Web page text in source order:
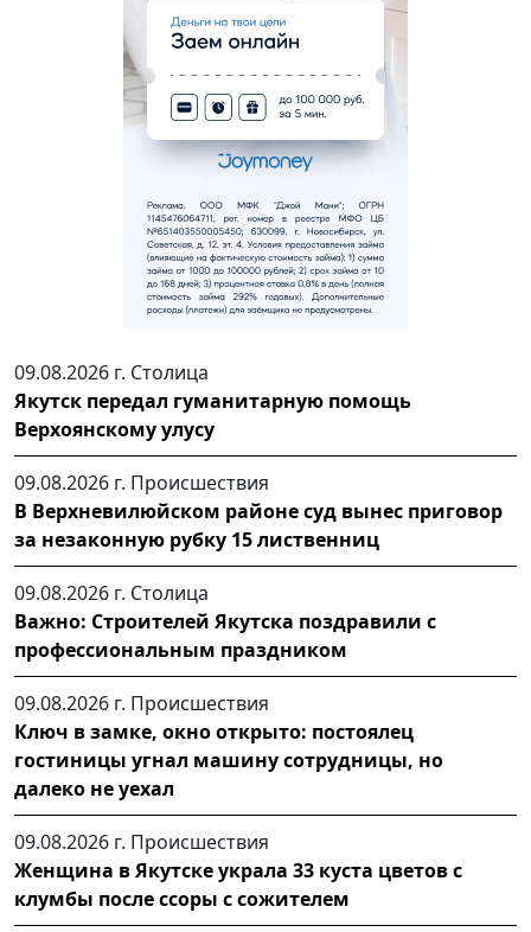
09.08.2026 г. Столица
Якутск передал гуманитарную помощь
Верхоянскому улусу
09.08.2026 г. Происшествия
В Верхневилюйском районе суд вынес приговор
за незаконную рубку 15 лиственниц
09.08.2026 г. Столица
Важно: Строителей Якутска поздравили с
профессиональным праздником
09.08.2026 г. Происшествия
Ключ в замке, окно открыто: постоялец
гостиницы угнал машину сотрудницы, но
далеко не уехал
09.08.2026 г. Происшествия
Женщина в Якутске украла 33 куста цветов с
клумбы после ссоры с сожителем